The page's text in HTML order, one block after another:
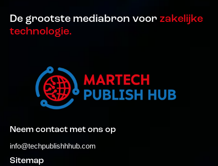
De grootste mediabron voor zakelijke
technologie.
Neem contact met ons op
info@techpublishhhub.com
Sitemap